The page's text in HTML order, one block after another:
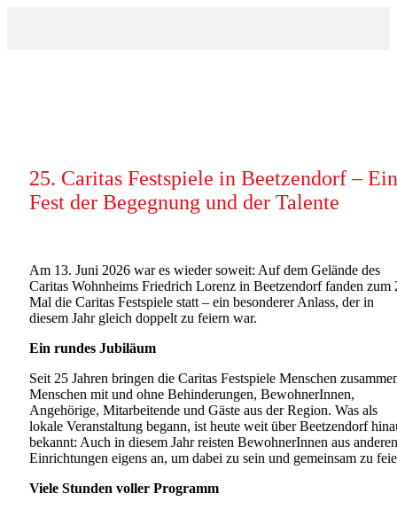
25. Caritas Festspiele in Beetzendorf – Ein
Fest der Begegnung und der Talente
Am 13. Juni 2026 war es wieder soweit: Auf dem Gelände des
Caritas Wohnheims Friedrich Lorenz in Beetzendorf fanden zum
Mal die Caritas Festspiele statt – ein besonderer Anlass, der in
diesem Jahr gleich doppelt zu feiern war.
Ein rundes Jubiläum
Seit 25 Jahren bringen die Caritas Festspiele Menschen
Menschen mit und ohne Behinderungen, BewohnerInnen,
Angehörige, Mitarbeitende und Gäste aus der Region. Was als
lokale Veranstaltung begann, ist heute weit über Beetzendorf
bekannt: Auch in diesem Jahr reisten BewohnerInnen aus anderen
Einrichtungen eigens an, um dabei zu sein und gemeinsam zu
Viele Stunden voller Programm